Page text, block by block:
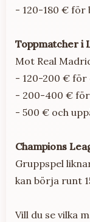
- 120-180 € för
Toppmatcher i
Mot Real
- 120-200 € för
- 200-400 €
- 500 € och
Champions
Gruppspel
kan börja runt
Vill du se vilka